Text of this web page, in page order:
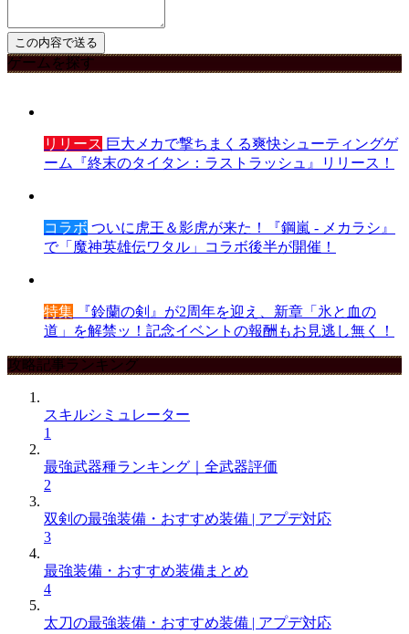
ゲームを探す
リリース 巨大メカで撃ちまくる爽快シューティングゲ
ーム『終末のタイタン：ラストラッシュ』リリース！
コラボ ついに虎王＆影虎が来た！『鋼嵐 - メカラシ』
で「魔神英雄伝ワタル」コラボ後半が開催！
特集 『鈴蘭の剣』が2周年を迎え、新章「氷と血の
道」を解禁ッ！記念イベントの報酬もお見逃し無く！
攻略記事ランキング
スキルシミュレーター
1
最強武器種ランキング｜全武器評価
2
双剣の最強装備・おすすめ装備 | アプデ対応
3
最強装備・おすすめ装備まとめ
4
太刀の最強装備・おすすめ装備 | アプデ対応